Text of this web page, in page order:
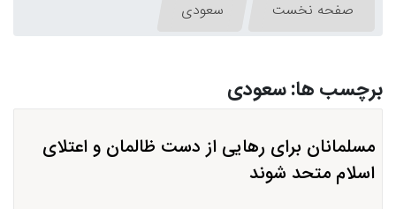
صفحه نخست سعودی
برچسب ها: سعودی
مسلمانان برای رهایی از دست ظالمان و اعتلای
اسلام متحد شوند